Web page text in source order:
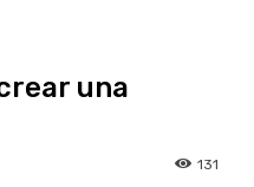
una
131